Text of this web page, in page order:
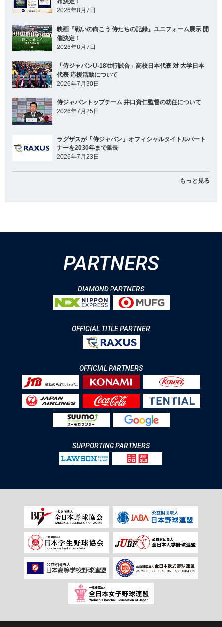
布決定！
2026年8月7日
映画『戦いの向こう 侍たちの記録』ユニフォーム展示 開
催決定！
2026年8月7日
「侍ジャパンU-18壮行試合」高校日本代表 対 大学日本
代表 応援活動について
2026年7月30日
侍ジャパントップチーム 井口資仁監督の就任について
2026年7月25日
ラグザスが「侍ジャパン」オフィシャルタイトルパート
ナーを2030年まで延長
2026年7月23日
もっと見る
PARTNERS
DIAMOND PARTNERS
OFFICIAL TITLE PARTNER
OFFICIAL PARTNERS
SUPPORTING PARTNERS